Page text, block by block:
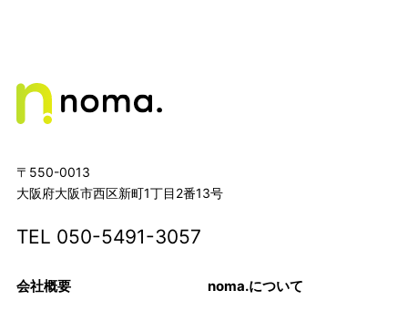
〒550-0013
大阪府大阪市西区新町1丁目2番13号
TEL 050-5491-3057
会社概要 noma.について